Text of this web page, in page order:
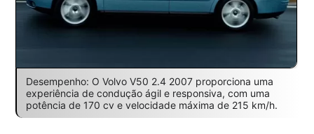
Desempenho: O Volvo V50 2.4 2007 proporciona uma
experiência de condução ágil e responsiva, com uma
potência de 170 cv e velocidade máxima de 215 km/h.